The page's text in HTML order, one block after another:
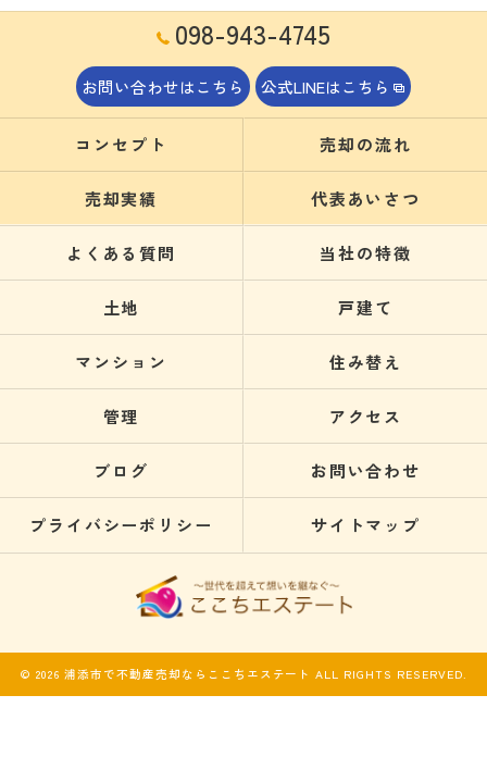
098-943-4745
お問い合わせはこちら 公式LINEはこちら
コンセプト 売却の流れ
売却実績 代表あいさつ
よくある質問 当社の特徴
土地 戸建て
マンション 住み替え
管理 アクセス
ブログ お問い合わせ
プライバシーポリシー サイトマップ
© 2026 浦添市で不動産売却ならここちエステート ALL RIGHTS RESERVED.